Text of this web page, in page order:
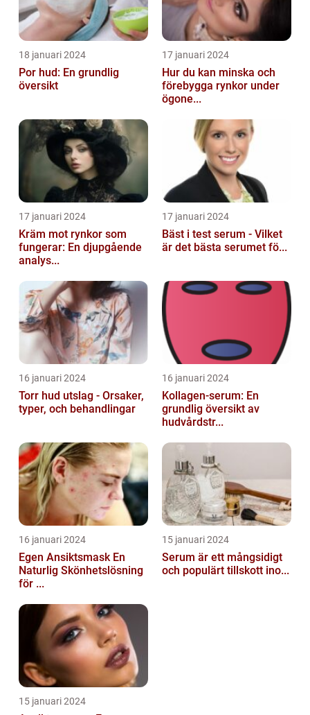
18 januari 2024
Por hud: En grundlig
översikt
17 januari 2024
Hur du kan minska och
förebygga rynkor under
ögone...
17 januari 2024
Kräm mot rynkor som
fungerar: En djupgående
analys...
17 januari 2024
Bäst i test serum - Vilket
är det bästa serumet fö...
16 januari 2024
Torr hud utslag - Orsaker,
typer, och behandlingar
16 januari 2024
Kollagen-serum: En
grundlig översikt av
hudvårdstr...
16 januari 2024
Egen Ansiktsmask En
Naturlig Skönhetslösning
för ...
15 januari 2024
Serum är ett mångsidigt
och populärt tillskott ino...
15 januari 2024